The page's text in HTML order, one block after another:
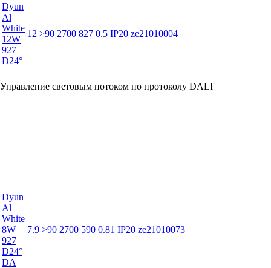
Dyun
Al
White
12W
927
D24°
12 >90 2700 827 0.5 IP20 ze21010004
Управление световым потоком по протоколу DALI
Dyun
Al
White
8W
927
D24°
DA
7.9 >90 2700 590 0.81 IP20 ze21010073